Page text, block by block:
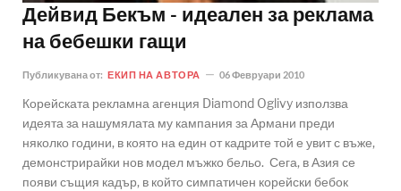
Дейвид Бекъм - идеален за реклама
на бебешки гащи
Публикувана от: ЕКИП НА АВТОРА 06 Февруари 2010
Корейската рекламна агенция Diamond Oglivy използва
идеята за нашумялата му кампания за Армани преди
няколко години, в която на един от кадрите той е увит с въже,
демонстрирайки нов модел мъжко бельо. Сега, в Азия се
появи същия кадър, в който симпатичен корейски бебок